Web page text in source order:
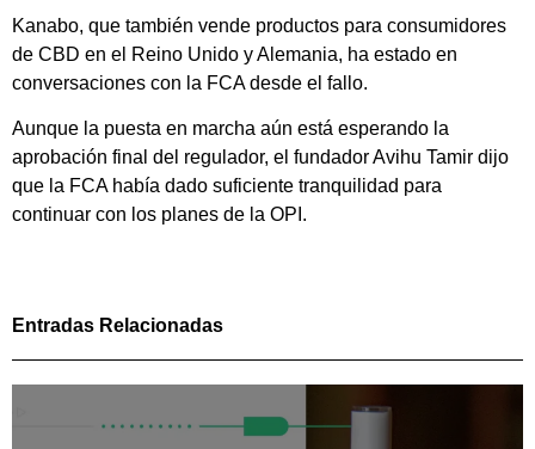
Kanabo, que también vende productos para consumidores
de CBD en el Reino Unido y Alemania, ha estado en
conversaciones con la FCA desde el fallo.
Aunque la puesta en marcha aún está esperando la
aprobación final del regulador, el fundador Avihu Tamir dijo
que la FCA había dado suficiente tranquilidad para
continuar con los planes de la OPI.
Entradas Relacionadas